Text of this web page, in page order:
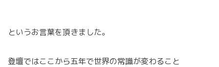
というお言葉を頂きました。
登壇ではここから五年で世界の常識が変わること